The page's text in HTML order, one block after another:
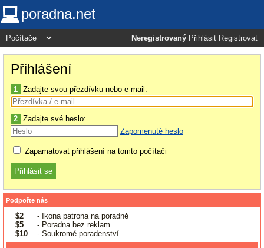
poradna.net
Neregistrovaný Přihlásit Registrovat
Přihlášení
1 Zadajte svou přezdívku nebo e-mail:
2 Zadajte své heslo:
Zapomenuté heslo
Zapamatovat přihlášení na tomto počítači
Podpořte nás
$2
- Ikona patrona na poradně
$5
- Poradna bez reklam
$10
- Soukromé poradenství